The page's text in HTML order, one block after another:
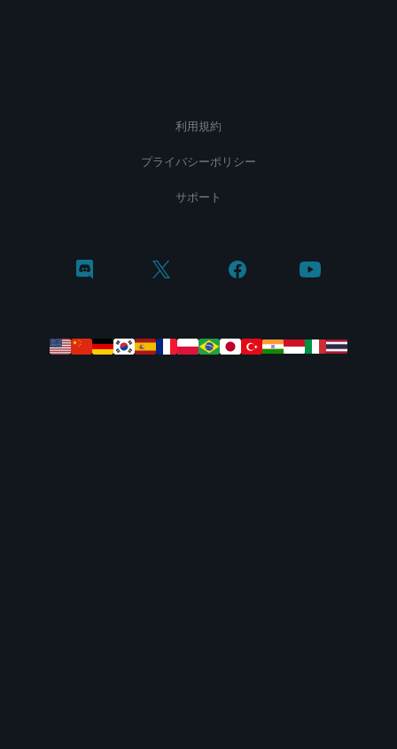
利用規約
プライバシーポリシー
サポート